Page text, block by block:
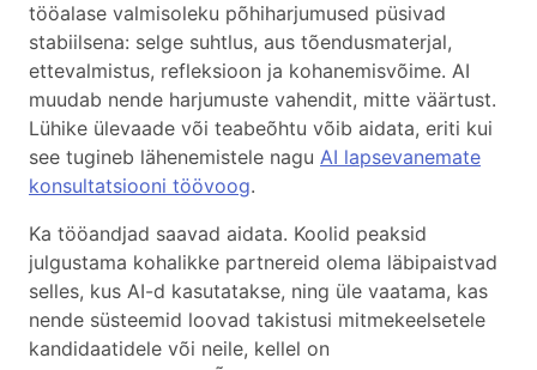
tööalase valmisoleku põhiharjumused püsivad
stabiilsena: selge suhtlus, aus tõendusmaterjal,
ettevalmistus, refleksioon ja kohanemisvõime. AI
muudab nende harjumuste vahendit, mitte väärtust.
Lühike ülevaade või teabeõhtu võib aidata, eriti kui
see tugineb lähenemistele nagu AI lapsevanemate
konsultatsiooni töövoog.
Ka tööandjad saavad aidata. Koolid peaksid
julgustama kohalikke partnereid olema läbipaistvad
selles, kus AI-d kasutatakse, ning üle vaatama, kas
nende süsteemid loovad takistusi mitmekeelsetele
kandidaatidele või neile, kellel on